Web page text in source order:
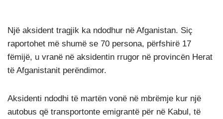
Një aksident tragjik ka ndodhur në Afganistan. Siç
raportohet më shumë se 70 persona, përfshirë 17
fëmijë, u vranë në aksidentin rrugor në provincën Herat
të Afganistanit perëndimor.
Aksidenti ndodhi të martën vonë në mbrëmje kur një
autobus që transportonte emigrantë për në Kabul, të